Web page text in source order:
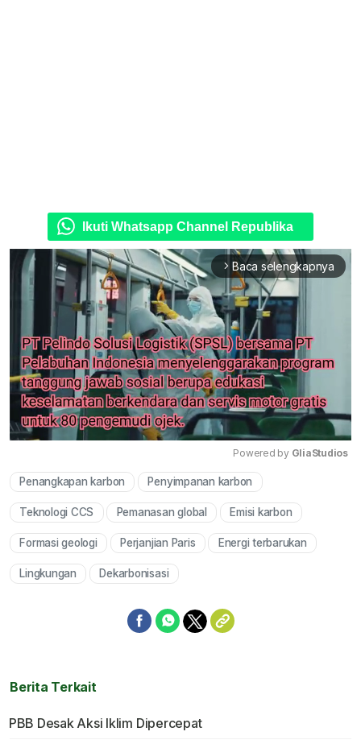
Ikuti Whatsapp Channel Republika
arrow_forward_ios Baca selengkapnya
Powered by GliaStudios
Penangkapan karbon Penyimpanan karbon
Teknologi CCS Pemanasan global Emisi karbon
Formasi geologi Perjanjian Paris Energi terbarukan
Lingkungan Dekarbonisasi
Berita Terkait
PBB Desak Aksi Iklim Dipercepat